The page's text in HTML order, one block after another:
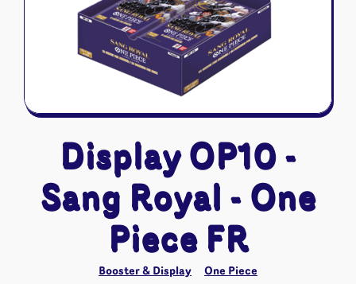
Naruto Mythos
Autres
Tapis de jeu
Display OP10 -
Sang Royal - One
Piece FR
Booster & Display One Piece